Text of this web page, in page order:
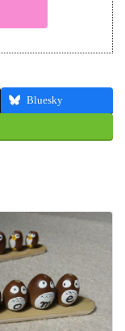
Bluesky